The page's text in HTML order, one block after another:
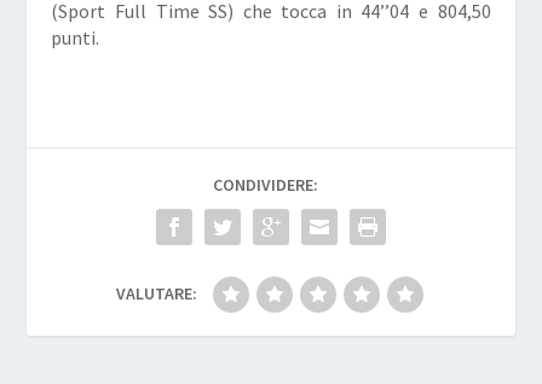
(Sport Full Time SS) che tocca in 44’’04 e 804,50
punti.
CONDIVIDERE:
VALUTARE: